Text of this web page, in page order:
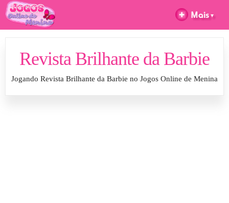
Revista Brilhante da Barbie
Jogando Revista Brilhante da Barbie no Jogos Online de Menina